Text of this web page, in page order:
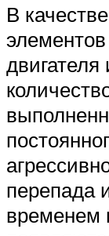
В
перепада
временем